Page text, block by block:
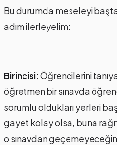
Bu durumda meseleyi
adım ilerleyelim:
Birincisi:Öğrencilerini
öğretmen bir sınavda
sorumlu oldukları yerleri
gayet kolay olsa, buna
o sınavdan